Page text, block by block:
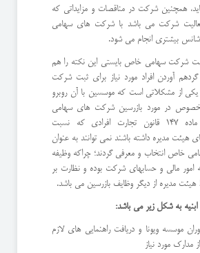
همچنین شرکت در مناقصات و مزایداتی که
شرکت می باشد با شرکت های سهامی
بیشتری انجام می شود.
شرکت سهامی خاص بایستی این نکته را هم
آوردن افراد مورد نیاز برای ثبت شرکت
از مشکلاتی است که موسسین با آن روبرو
در مورد بازرسین شرکت های سهامی
خاص که طبق ماده 147 قانون تجارت افرادی که نسبت
هیئت مدیره داشته باشند نمی توانند به عنوان
خاص انتخاب و معرفی گردند؛ چراکه وظیفه
امور مالی و حسابهای شرکت بوده و نظارت بر
هیئت مدیره از دیگر وظایف بازرسین می باشد.
به شکل زیر می باشد:
موسسه ویونا و دریافت راهنمایی های لازم
مورد نیاز